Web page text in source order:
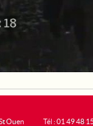
Ouen
Tél : 01 49 48